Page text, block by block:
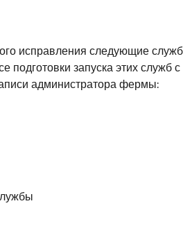
исправления следующие
запуска этих служб
администратора фермы: